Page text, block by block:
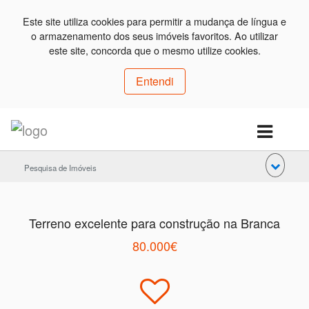
Este site utiliza cookies para permitir a mudança de língua e
o armazenamento dos seus imóveis favoritos. Ao utilizar
este site, concorda que o mesmo utilize cookies.
Entendi
Pesquisa de Imóveis
Terreno excelente para construção na Branca
80.000€